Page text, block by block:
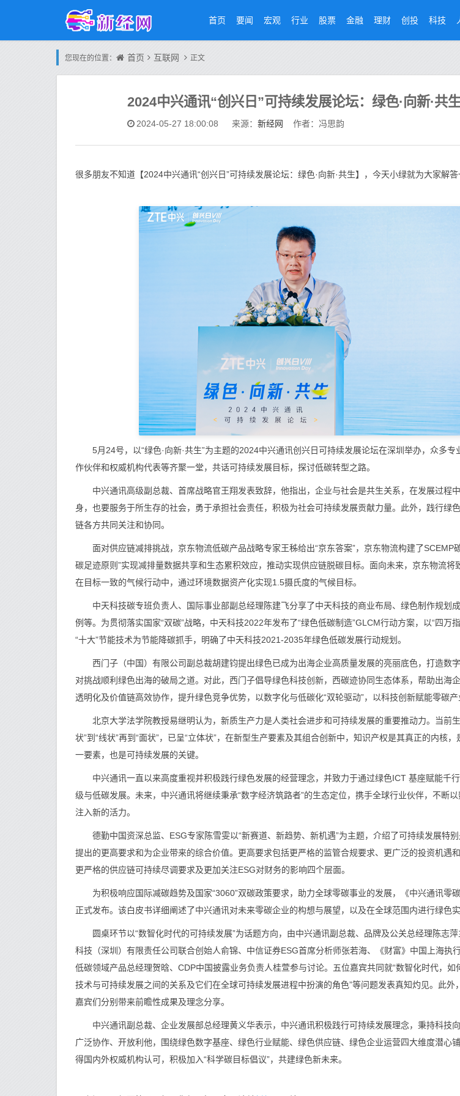
首页 要闻 宏观 行业 股票 金融 理财 创投 科技
您现在的位置： 首页 互联网 正文
2024中兴通讯“创兴日”可持续发展论坛：绿色·向新·共
2024-05-27 18:00:08 来源： 新经网 作者：冯思韵
很多朋友不知道【2024中兴通讯“创兴日”可持续发展论坛：绿色·向新·共生】，今天小绿就为大家解答
5月24号，以“绿色·向新·共生”为主题的2024中兴通讯创兴日可持续发展论坛在深圳举办，众多专
作伙伴和权威机构代表等齐聚一堂，共话可持续发展目标，探讨低碳转型之路。
中兴通讯高级副总裁、首席战略官王翔发表致辞，他指出，企业与社会是共生关系，在发展过程
身，也要服务于所生存的社会，勇于承担社会责任，积极为社会可持续发展贡献力量。此外，践行绿
链各方共同关注和协同。
面对供应链减排挑战，京东物流低碳产品战略专家王秭给出“京东答案”，京东物流构建了SCEMP
碳足迹原则”实现减排量数据共享和生态累积效应，推动实现供应链脱碳目标。面向未来，京东物流将
在目标一致的气候行动中，通过环境数据资产化实现1.5摄氏度的气候目标。
中天科技碳专班负责人、国际事业部副总经理陈建飞分享了中天科技的商业布局、绿色制作规划
例等。为贯彻落实国家“双碳”战略，中天科技2022年发布了“绿色低碳制造”GLCM行动方案，以“四万
“十大”节能技术为节能降碳抓手，明确了中天科技2021-2035年绿色低碳发展行动规划。
西门子（中国）有限公司副总裁胡建钧提出绿色已成为出海企业高质量发展的亮丽底色，打造数
对挑战顺利绿色出海的破局之道。对此，西门子倡导绿色科技创新，西碳迹协同生态体系，帮助出海
透明化及价值链高效协作，提升绿色竞争优势，以数字化与低碳化“双轮驱动”，以科技创新赋能零碳产
北京大学法学院教授易继明认为，新质生产力是人类社会进步和可持续发展的重要推动力。当前生
状”到“线状”再到“面状”，已呈“立体状”，在新型生产要素及其组合创新中，知识产权是其真正的内核
一要素，也是可持续发展的关键。
中兴通讯一直以来高度重视并积极践行绿色发展的经营理念，并致力于通过绿色ICT 基座赋能千
级与低碳发展。未来，中兴通讯将继续秉承“数字经济筑路者”的生态定位，携手全球行业伙伴，不断
注入新的活力。
德勤中国资深总监、ESG专家陈雪雯以“新赛道、新趋势、新机遇”为主题，介绍了可持续发展特别
提出的更高要求和为企业带来的综合价值。更高要求包括更严格的监管合规要求、更广泛的投资机遇和
更严格的供应链可持续尽调要求及更加关注ESG对财务的影响四个层面。
为积极响应国际减碳趋势及国家“3060”双碳政策要求，助力全球零碳事业的发展，《中兴通讯零
正式发布。该白皮书详细阐述了中兴通讯对未来零碳企业的构想与展望，以及在全球范围内进行绿色实
圆桌环节以“数智化时代的可持续发展”为话题方向，由中兴通讯副总裁、品牌及公关总经理陈志萍
科技（深圳）有限责任公司联合创始人俞锦、中信证券ESG首席分析师张若海、《财富》中国上海执
低碳领域产品总经理贺晗、CDP中国披露业务负责人桂萱参与讨论。五位嘉宾共同就“数智化时代，如
技术与可持续发展之间的关系及它们在全球可持续发展进程中扮演的角色”等问题发表真知灼见。此外
嘉宾们分别带来前瞻性成果及理念分享。
中兴通讯副总裁、企业发展部总经理黄义华表示，中兴通讯积极践行可持续发展理念，秉持科技向
广泛协作、开放利他，围绕绿色数字基座、绿色行业赋能、绿色供应链、绿色企业运营四大维度潜心
得国内外权威机构认可，积极加入“科学碳目标倡议”，共建绿色新未来。